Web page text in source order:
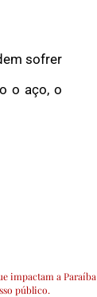
sofrer
o aço, o
impactam a
público.